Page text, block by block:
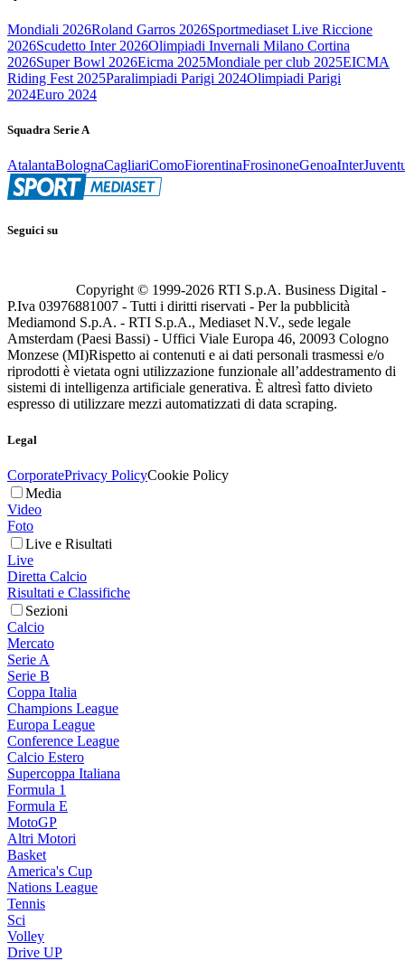
Mondiali 2026Roland Garros 2026Sportmediaset Live Riccione
2026Scudetto Inter 2026Olimpiadi Invernali Milano Cortina
2026Super Bowl 2026Eicma 2025Mondiale per club 2025EICMA
Riding Fest 2025Paralimpiadi Parigi 2024Olimpiadi Parigi
2024Euro 2024
Squadra Serie A
AtalantaBolognaCagliariComoFiorentinaFrosinoneGenoaInter
Seguici su
Copyright © 1999-2026 RTI S.p.A. Business Digital -
P.Iva 03976881007 - Tutti i diritti riservati - Per la pubblicità
Mediamond S.p.A. - RTI S.p.A., Mediaset N.V., sede legale
Amsterdam (Paesi Bassi) - Uffici Viale Europa 46, 20093 Cologno
Monzese (MI)Rispetto ai contenuti e ai dati personali trasmessi e/o
riprodotti è vietata ogni utilizzazione funzionale all’addestramento di
sistemi di intelligenza artificiale generativa. È altresì fatto divieto
espresso di utilizzare mezzi automatizzati di data scraping.
Legal
CorporatePrivacy PolicyCookie Policy
Media
Video
Foto
Live e Risultati
Live
Diretta Calcio
Risultati e Classifiche
Sezioni
Calcio
Mercato
Serie A
Serie B
Coppa Italia
Champions League
Europa League
Conference League
Calcio Estero
Supercoppa Italiana
Formula 1
Formula E
MotoGP
Altri Motori
Basket
America's Cup
Nations League
Tennis
Sci
Volley
Drive UP